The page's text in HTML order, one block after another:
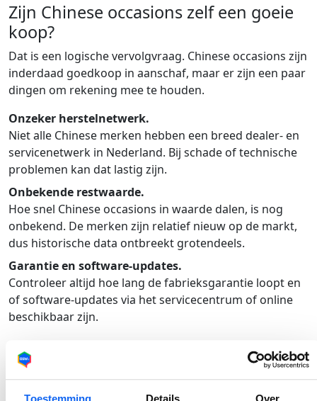
Zijn Chinese occasions zelf een goeie
koop?
Dat is een logische vervolgvraag. Chinese occasions zijn
inderdaad goedkoop in aanschaf, maar er zijn een paar
dingen om rekening mee te houden.
Onzeker herstelnetwerk.
Niet alle Chinese merken hebben een breed dealer- en
servicenetwerk in Nederland. Bij schade of technische
problemen kan dat lastig zijn.
Onbekende restwaarde.
Hoe snel Chinese occasions in waarde dalen, is nog
onbekend. De merken zijn relatief nieuw op de markt,
dus historische data ontbreekt grotendeels.
Garantie en software-updates.
Controleer altijd hoe lang de fabrieksgarantie loopt en
of software-updates via het servicecentrum of online
beschikbaar zijn.
doe je huiswerk grondig.
Veelgestelde vragen